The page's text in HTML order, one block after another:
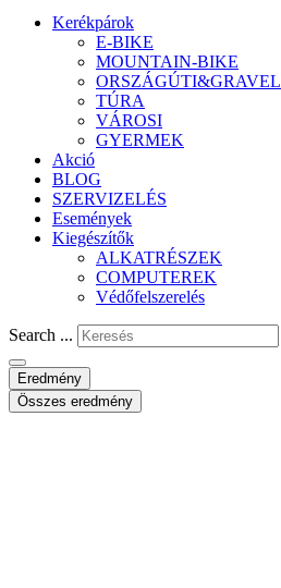
Kerékpárok
E-BIKE
MOUNTAIN-BIKE
ORSZÁGÚTI&GRAVEL
TÚRA
VÁROSI
GYERMEK
Akció
BLOG
SZERVIZELÉS
Események
Kiegészítők
ALKATRÉSZEK
COMPUTEREK
Védőfelszerelés
Search ...
Eredmény
Összes eredmény